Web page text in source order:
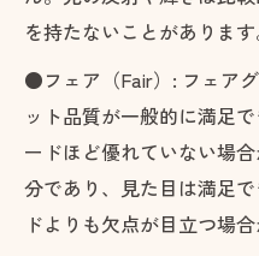
を持たないことがあります
●フェア（Fair）: フェア
ット品質が一般的に満足
ードほど優れていない場
分であり、見た目は満足
ドよりも欠点が目立つ場合